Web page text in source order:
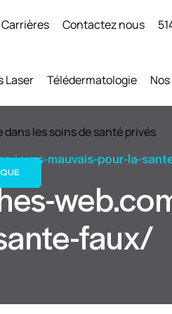
Carrières Contactez nous
Laser Télédermatologie
les soins de santé privés
jours-mauvais-pour-la-
faux/